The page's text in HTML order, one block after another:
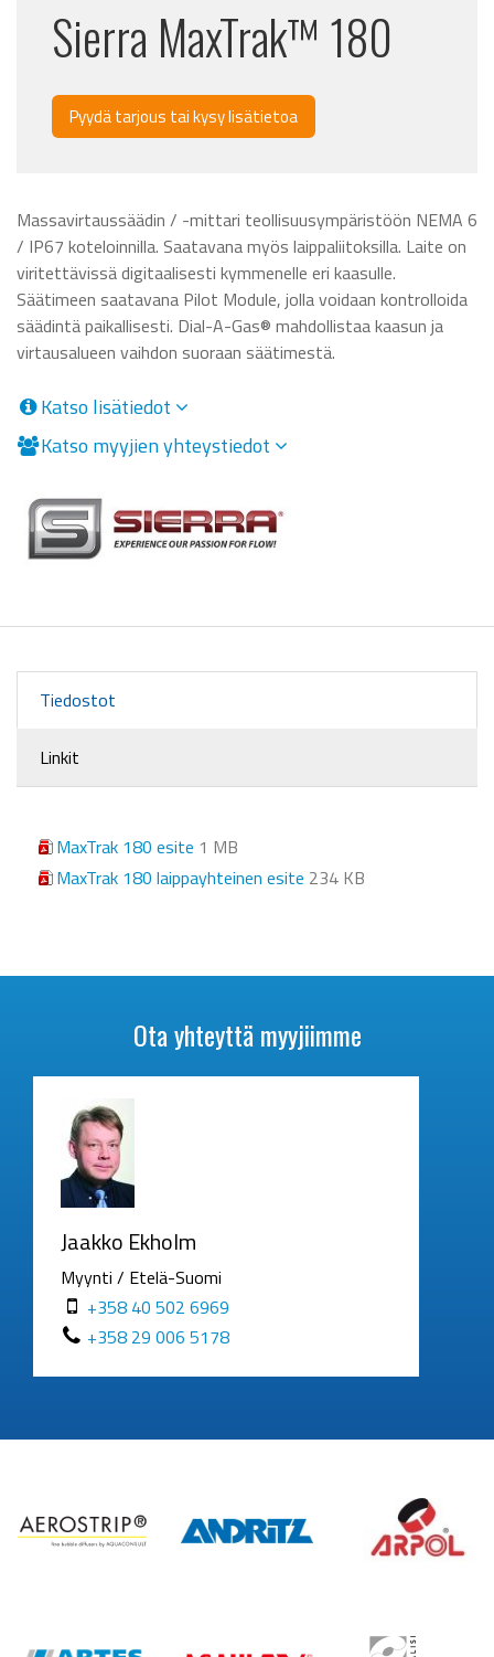
Sierra MaxTrak™ 180
Pyydä tarjous tai kysy lisätietoa
Massavirtaussäädin / -mittari teollisuusympäristöön NEMA 6
/ IP67 koteloinnilla. Saatavana myös laippaliitoksilla. Laite on
viritettävissä digitaalisesti kymmenelle eri kaasulle.
Säätimeen saatavana Pilot Module, jolla voidaan kontrolloida
säädintä paikallisesti. Dial-A-Gas® mahdollistaa kaasun ja
virtausalueen vaihdon suoraan säätimestä.
Katso lisätiedot
Katso myyjien yhteystiedot
Tiedostot
Linkit
MaxTrak 180 esite 1 MB
MaxTrak 180 laippayhteinen esite 234 KB
Ota yhteyttä myyjiimme
Jaakko Ekholm
Myynti / Etelä-Suomi
+358 40 502 6969
+358 29 006 5178